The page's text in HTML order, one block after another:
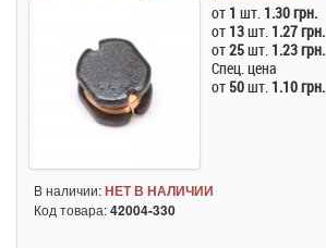
от 1 шт. 1.30 грн.
от 13шт. 1.27 грн.
от25шт. 1.23 грн.
Спец. цена
от 50шт. 1.10 грн.
В наличии:НЕТ В НАЛИЧИИ
Код товара:42004-330